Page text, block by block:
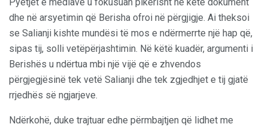
dhe në arsyetimin që Berisha ofroi në përgjigje. Ai theksoi
se Salianji kishte mundësi të mos e ndërmerrte një hap që,
sipas tij, solli vetëpërjashtimin. Në këtë kuadër, argumenti i
Berishës u ndërtua mbi një vijë që e zhvendos
përgjegjësinë tek vetë Salianji dhe tek zgjedhjet e tij gjatë
rrjedhës së ngjarjeve.
Ndërkohë, duke trajtuar edhe përmbajtjen që lidhet me